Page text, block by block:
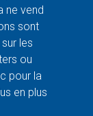
ne vend
sont
les
ou
pour la
en plus